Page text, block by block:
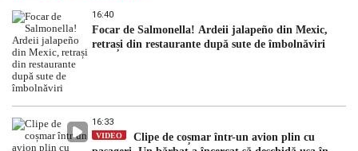
16:40
Focar de Salmonella! Ardeii jalapeño din Mexic,
retrași din restaurante după sute de îmbolnăviri
16:33
VIDEO
Clipe de coșmar într-un avion plin cu